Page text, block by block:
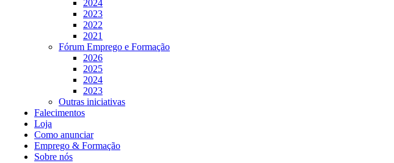
2024
2023
2022
2021
Fórum Emprego e Formação
2026
2025
2024
2023
Outras iniciativas
Falecimentos
Loja
Como anunciar
Emprego & Formação
Sobre nós